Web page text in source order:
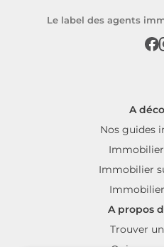
Le label des agents
A
Nos guides
Immobilier
A propos
Trouver